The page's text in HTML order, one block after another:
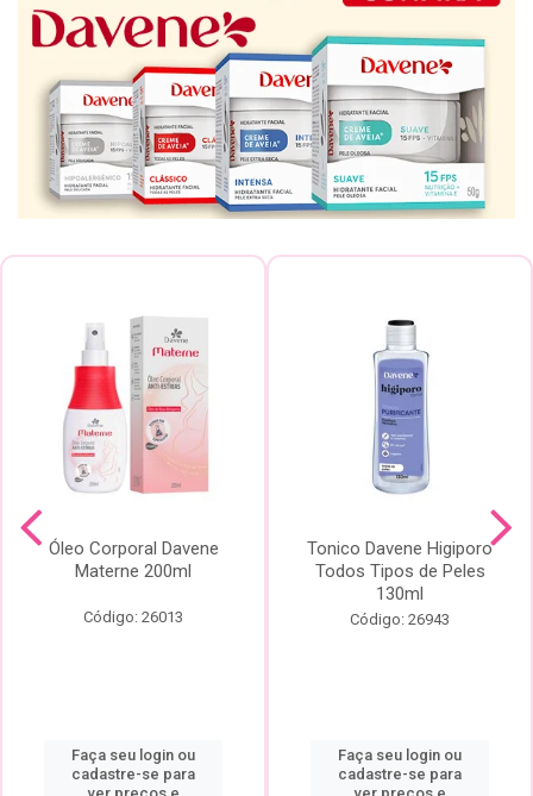
Óleo Corporal Davene
Materne 200ml
Código: 26013
Faça seu login ou
cadastre-se para
Tonico Davene Higiporo
Todos Tipos de Peles
130ml
Código: 26943
Faça seu login ou
cadastre-se para